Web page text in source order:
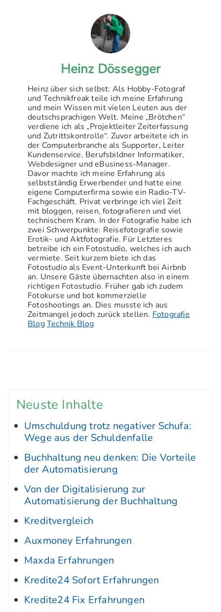
Heinz Dössegger
Heinz über sich selbst: Als Hobby-Fotograf
und Technikfreak teile ich meine Erfahrung
und mein Wissen mit vielen Leuten aus der
deutschsprachigen Welt. Meine „Brötchen“
verdiene ich als „Projektleiter Zeiterfassung
und Zutrittskontrolle“. Zuvor arbeitete ich in
der Computerbranche als Supporter, Leiter
Kundenservice, Berufsbildner Informatiker,
Webdesigner und eBusiness-Manager.
Davor machte ich meine Erfahrung als
selbstständig Erwerbender und hatte eine
eigene Computerfirma sowie ein Radio-TV-
Fachgeschäft. Privat verbringe ich viel Zeit
mit bloggen, reisen, fotografieren und viel
technischem Kram. In der Fotografie habe ich
zwei Schwerpunkte: Reisefotografie sowie
Erotik- und Aktfotografie. Für Letzteres
betreibe ich ein Fotostudio, welches ich auch
vermiete. Seit kurzem biete ich das
Fotostudio als Event-Unterkunft bei Airbnb
an. Unsere Gäste übernachten also in einem
richtigen Fotostudio. Früher gab ich zudem
Fotokurse und bot kommerzielle
Fotoshootings an. Dies musste ich aus
Zeitmangel jedoch zurück stellen. Fotografie
BlogTechnik Blog
Neuste Inhalte
Umschuldung trotz negativer Schufa:
Wege aus der Schuldenfalle
Buchhaltung neu denken: Die Vorteile
der Automatisierung
Von der Digitalisierung zur
Automatisierung der Buchhaltung
Kreditvergleich
Auxmoney Erfahrungen
Maxda Erfahrungen
Kredite24 Sofort Erfahrungen
Kredite24 Fix Erfahrungen